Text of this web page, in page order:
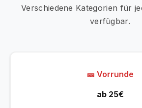
Verschiedene Kategorien für
verfügbar.
🎫 Vorrunde
ab 25€